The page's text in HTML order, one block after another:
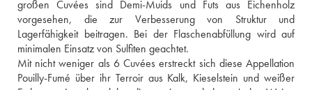
großen Cuvées sind Demi-Muids und Futs aus Eichenholz
vorgesehen, die zur Verbesserung von Struktur und
Lagerfähigkeit beitragen. Bei der Flaschenabfüllung wird auf
minimalen Einsatz von Sulfiten geachtet.
Mit nicht weniger als 6 Cuvées erstreckt sich diese Appellation
Pouilly-Fumé über ihr Terroir aus Kalk, Kieselstein und weißer